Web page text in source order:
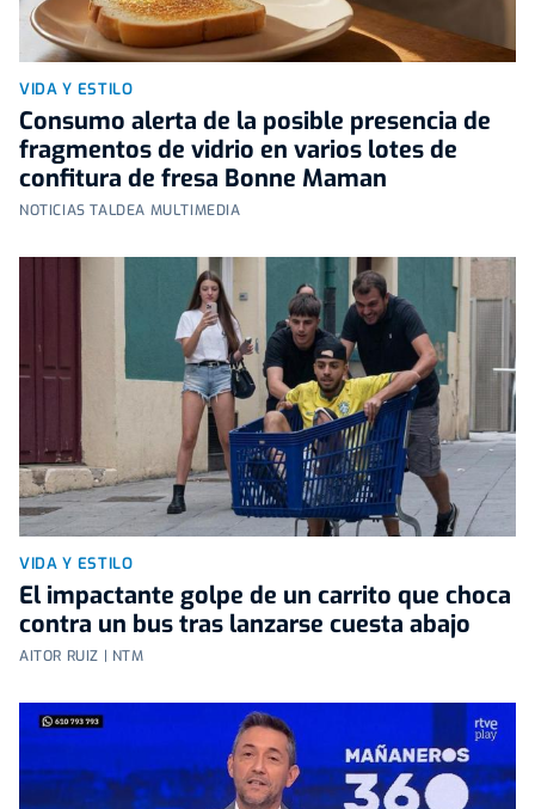
VIDA Y ESTILO
Consumo alerta de la posible presencia de
fragmentos de vidrio en varios lotes de
confitura de fresa Bonne Maman
NOTICIAS TALDEA MULTIMEDIA
VIDA Y ESTILO
El impactante golpe de un carrito que choca
contra un bus tras lanzarse cuesta abajo
AITOR RUIZ | NTM